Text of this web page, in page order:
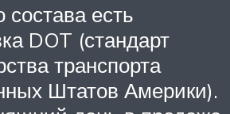
состава есть
DOT (стандарт
транспорта
Штатов Америки).